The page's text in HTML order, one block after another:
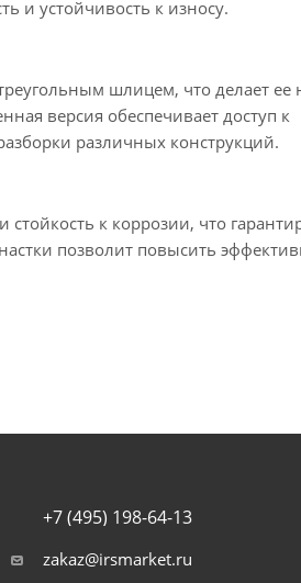
и устойчивость к износу.
шлицем, что делает
версия обеспечивает доступ к
различных конструкций.
к коррозии, что
позволит повысить
+7 (495) 198-64-13
zakaz@irsmarket.ru